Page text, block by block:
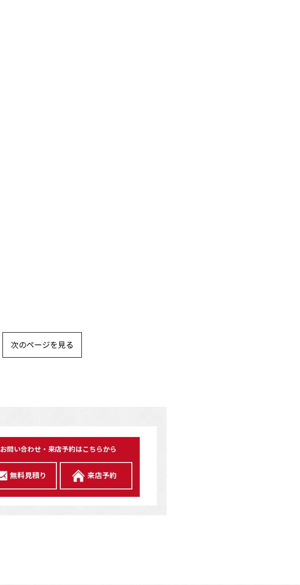
次のページを見る
お問い合わせ・来店予約はこちらから
無料見積り 来店予約